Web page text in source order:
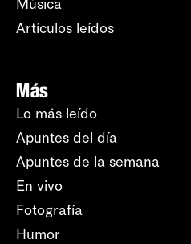
Música
Artículos leídos
Más
Lo más leído
Apuntes del día
Apuntes de la semana
En vivo
Fotografía
Humor